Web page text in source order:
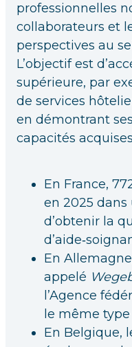
professionnelles
collaborateurs et
perspectives au
L’objectif est
supérieure, par
de services
en démontrant
capacités
En France,
en 2025 dans
d’obtenir la
En
appelé
l’Agence
le même
En Belgique,